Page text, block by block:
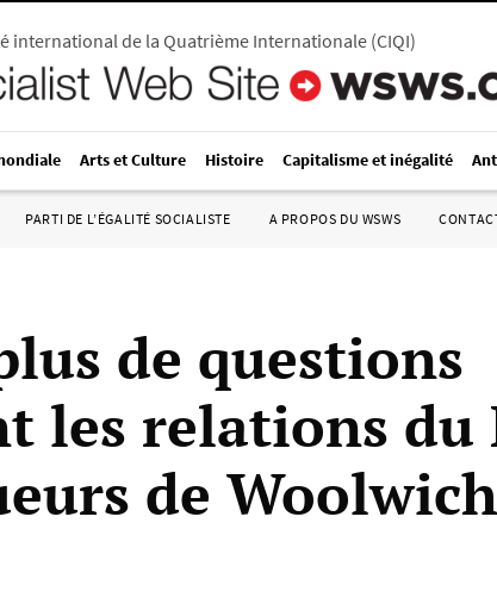
international de la Quatrième Internationale(CIQI)
Arts et Culture Histoire Capitalisme et inégalité
PARTI DE L’ÉGALITÉ SOCIALISTE A PROPOS DU WSWS
de questions
les relations du
de Woolwich